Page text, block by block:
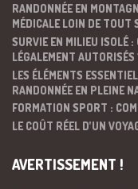
RANDONNÉE EN
MÉDICALE LOIN DE TOUT
SURVIE EN MILIEU ISOLÉ :
LÉGALEMENT AUTORISÉS
LES ÉLÉMENTS
RANDONNÉE EN PLEINE
FORMATION SPORT :
LE COÛT RÉEL D’UN
AVERTISSEMENT !